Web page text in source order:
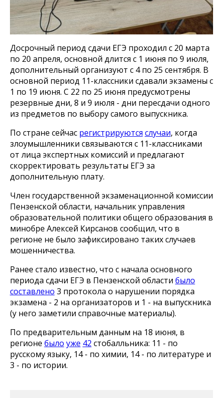
Досрочный период сдачи ЕГЭ проходил с 20 марта
по 20 апреля, основной длится с 1 июня по 9 июля,
дополнительный организуют с 4 по 25 сентября. В
основной период 11-классники сдавали экзамены с
1 по 19 июня. С 22 по 25 июня предусмотрены
резервные дни, 8 и 9 июля - дни пересдачи одного
из предметов по выбору самого выпускника.
По стране сейчас регистрируются случаи, когда
злоумышленники связываются с 11-классниками
от лица экспертных комиссий и предлагают
скорректировать результаты ЕГЭ за
дополнительную плату.
Член государственной экзаменационной комиссии
Пензенской области, начальник управления
образовательной политики общего образования в
минобре Алексей Кирсанов сообщил, что в
регионе не было зафиксировано таких случаев
мошенничества.
Ранее стало известно, что с начала основного
периода сдачи ЕГЭ в Пензенской области было
составлено 3 протокола о нарушении порядка
экзамена - 2 на организаторов и 1 - на выпускника
(у него заметили справочные материалы).
По предварительным данным на 18 июня, в
регионе было уже 42 стобалльника: 11 - по
русскому языку, 14 - по химии, 14 - по литературе и
3 - по истории.